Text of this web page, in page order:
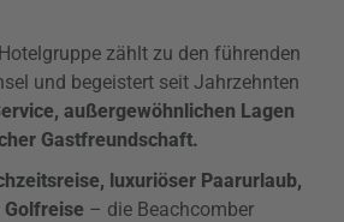
zählt zu den führenden
und begeistert seit Jahrzehnten
außergewöhnlichen Lagen
Gastfreundschaft.
luxuriöser Paarurlaub,
– die Beachcomber